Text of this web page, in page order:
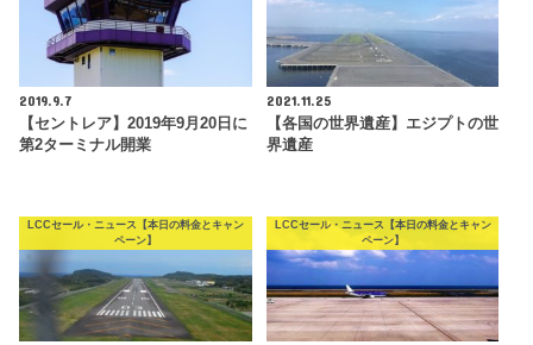
2019.9.7
【セントレア】2019年9月20日に
第2ターミナル開業
2021.11.25
【各国の世界遺産】エジプトの世
界遺産
LCCセール・ニュース【本日の料金とキャン
ペーン】
LCCセール・ニュース【本日の料金とキャン
ペーン】